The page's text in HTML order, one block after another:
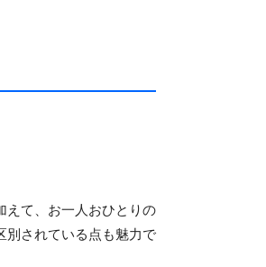
えて、お一人おひとりの
別されている点も魅力で